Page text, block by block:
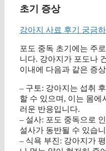
초기 증상
강아지 사료 후기 궁금
포도 중독 초기에는 주
니다. 강아지가 포도나
이내에 다음과 같은 증
– 구토: 강아지는 섭취
할 수 있으며, 이는 몸에
러운 반응입니다.
– 설사: 포도 중독으로
설사가 동반될 수 있습
– 식욕 부진: 강아지가